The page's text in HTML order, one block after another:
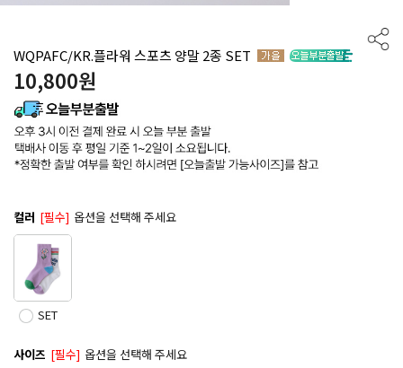
WQPAFC/KR.플라워 스포츠 양말 2종 SET
10,800원
컬러 [필수] 옵션을 선택해 주세요
SET
사이즈 [필수] 옵션을 선택해 주세요